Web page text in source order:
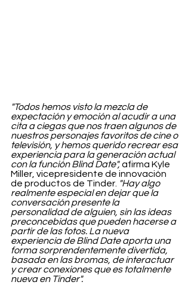
"Todos hemos visto la mezcla de
expectación y emoción al acudir a una
cita a ciegas que nos traen algunos de
nuestros personajes favoritos de cine o
televisión, y hemos querido recrear esa
experiencia para la generación actual
con la función Blind Date", afirma Kyle
Miller, vicepresidente de innovación
de productos de Tinder. "Hay algo
realmente especial en dejar que la
conversación presente la
personalidad de alguien, sin las ideas
preconcebidas que pueden hacerse a
partir de las fotos. La nueva
experiencia de Blind Date aporta una
forma sorprendentemente divertida,
basada en las bromas, de interactuar
y crear conexiones que es totalmente
nueva en Tinder".